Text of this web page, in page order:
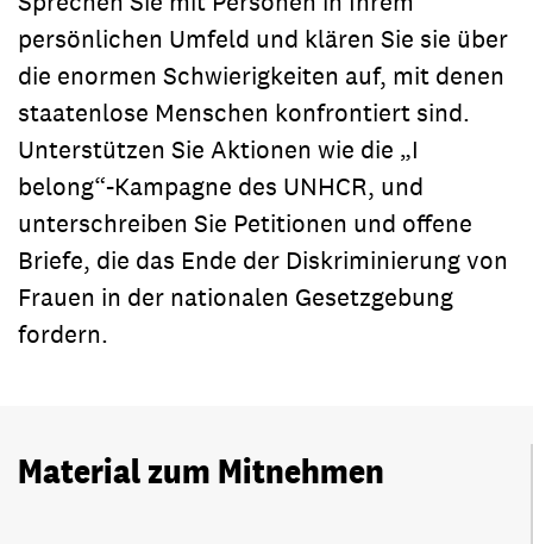
persönlichen Umfeld und klären Sie sie über
die enormen Schwierigkeiten auf, mit denen
staatenlose Menschen konfrontiert sind.
Unterstützen Sie Aktionen wie die „I
belong“-Kampagne des UNHCR, und
unterschreiben Sie Petitionen und offene
Briefe, die das Ende der Diskriminierung von
Frauen in der nationalen Gesetzgebung
fordern.
Material zum Mitnehmen